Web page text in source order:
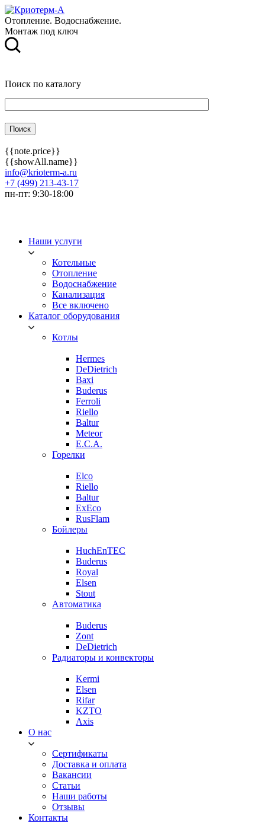
Отопление. Водоснабжение.
Монтаж под ключ
Поиск по каталогу
{{note.price}}
{{showAll.name}}
info@krioterm-a.ru
+7 (499) 213-43-17
пн-пт: 9:30-18:00
Наши услуги
Котельные
Отопление
Водоснабжение
Канализация
Все включено
Каталог оборудования
Котлы
Hermes
DeDietrich
Baxi
Buderus
Ferroli
Riello
Baltur
Meteor
E.C.A.
Горелки
Elco
Riello
Baltur
ExEco
RusFlam
Бойлеры
HuchEnTEC
Buderus
Royal
Elsen
Stout
Автоматика
Buderus
Zont
DeDietrich
Радиаторы и конвекторы
Kermi
Elsen
Rifar
KZTO
Axis
О нас
Сертификаты
Доставка и оплата
Вакансии
Статьи
Наши работы
Отзывы
Контакты